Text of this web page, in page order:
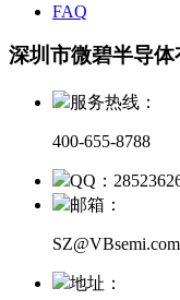
FAQ
深圳市微碧半导体
服务热线：
400-655-8788
QQ：
邮箱：
SZ@VBsemi.com
地址：